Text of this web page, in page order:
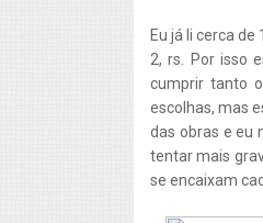
Eu já li cerca
2, rs. Por isso
cumprir tanto
escolhas, mas
das obras e eu
tentar mais
se encaixam